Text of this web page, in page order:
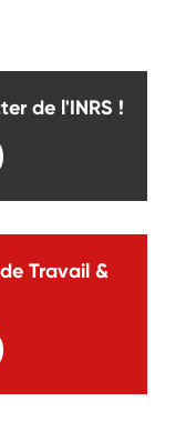
de l'INRS !
Travail &